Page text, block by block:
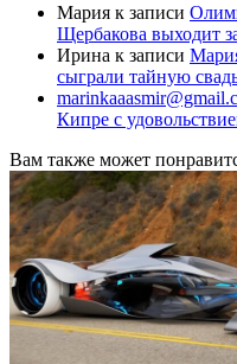
Мария к записи
Щербакова выходит
Ирина к записи
сыграли тайную
Кипре с
Вам также может